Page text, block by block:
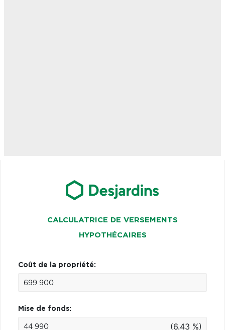
CALCULATRICE DE VERSEMENTS
HYPOTHÉCAIRES
Coût de la propriété:
Mise de fonds:
(6.43 %)